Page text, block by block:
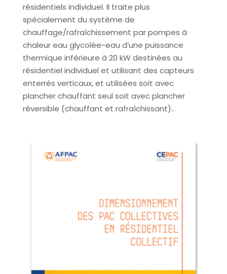
résidentiels individuel. Il traite plus
spécialement du système de
chauffage/rafraîchissement par pompes à
chaleur eau glycolée-eau d’une puissance
thermique inférieure à 20 kW destinées au
résidentiel individuel et utilisant des capteurs
enterrés verticaux, et utilisées soit avec
plancher chauffant seul soit avec plancher
réversible (chauffant et rafraîchissant)..